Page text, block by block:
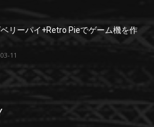
リーパイ+Retro Pieでゲーム機を作
11